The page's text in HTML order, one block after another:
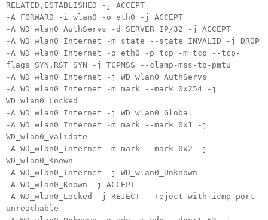
RELATED,ESTABLISHED -j ACCEPT
-A FORWARD -i wlan0 -o eth0 -j ACCEPT
-A WD_wlan0_AuthServs -d SERVER_IP/32 -j ACCEPT
-A WD_wlan0_Internet -m state --state INVALID -j DROP
-A WD_wlan0_Internet -o eth0 -p tcp -m tcp --tcp-
flags SYN,RST SYN -j TCPMSS --clamp-mss-to-pmtu
-A WD_wlan0_Internet -j WD_wlan0_AuthServs
-A WD_wlan0_Internet -m mark --mark 0x254 -j
WD_wlan0_Locked
-A WD_wlan0_Internet -j WD_wlan0_Global
-A WD_wlan0_Internet -m mark --mark 0x1 -j
WD_wlan0_Validate
-A WD_wlan0_Internet -m mark --mark 0x2 -j
WD_wlan0_Known
-A WD_wlan0_Internet -j WD_wlan0_Unknown
-A WD_wlan0_Known -j ACCEPT
-A WD_wlan0_Locked -j REJECT --reject-with icmp-port-
unreachable